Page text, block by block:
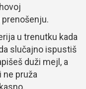
u trenutku kada
slučajno ispustiš
duži mejl, a
ne pruža